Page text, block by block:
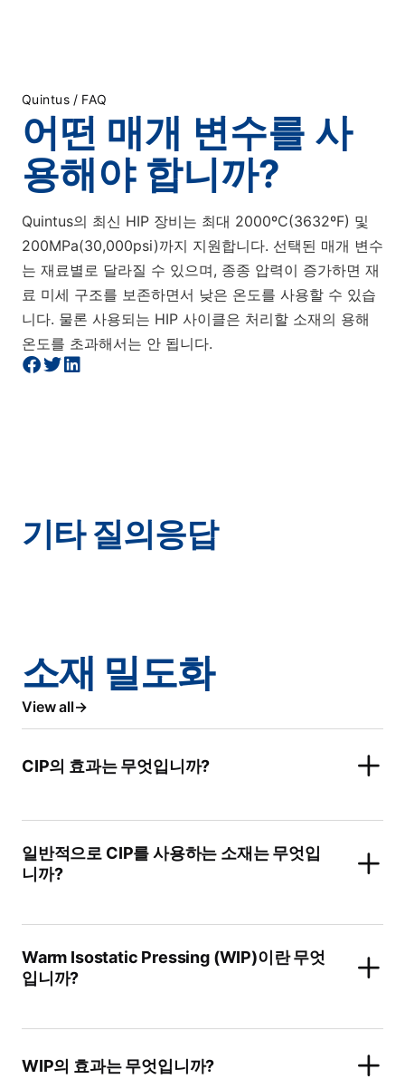
Quintus / FAQ
어떤 매개 변수를 사
용해야 합니까?
Quintus의 최신 HIP 장비는 최대 2000ºC(3632ºF) 및
200MPa(30,000psi)까지 지원합니다. 선택된 매개 변수
는 재료별로 달라질 수 있으며, 종종 압력이 증가하면 재
료 미세 구조를 보존하면서 낮은 온도를 사용할 수 있습
니다. 물론 사용되는 HIP 사이클은 처리할 소재의 용해
온도를 초과해서는 안 됩니다.
기타 질의응답
소재 밀도화
View all
CIP의 효과는 무엇입니까?
일반적으로 CIP를 사용하는 소재는 무엇입
니까?
Warm Isostatic Pressing (WIP)이란 무엇
입니까?
WIP의 효과는 무엇입니까?